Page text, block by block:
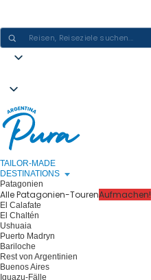
TAILOR-MADE
DESTINATIONS
Patagonien
Alle Patagonien-TourenAufmachen!
El Calafate
El Chaltén
Ushuaia
Puerto Madryn
Bariloche
Rest von Argentinien
Buenos Aires
Iguazu-Fälle